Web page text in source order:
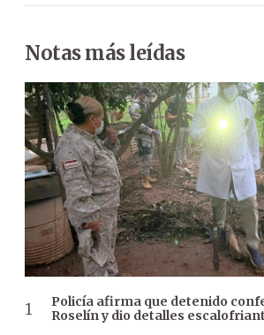
Notas más leídas
Policía afirma que detenido
Roselín y dio detalles